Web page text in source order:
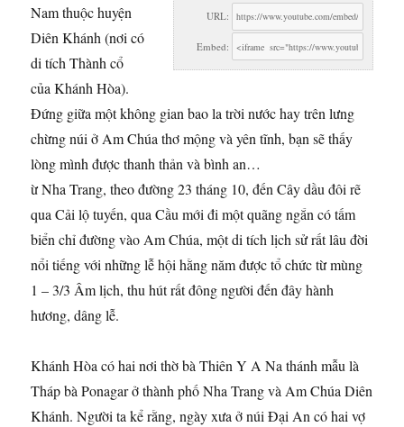
URL:
Embed:
Nam thuộc huyện
Diên Khánh (nơi có
di tíchThành cổ
của Khánh Hòa).
Đứng giữa một không gian bao la trời nước hay trên lưng
chừng núi ở Am Chúa thơ mộng và yên tĩnh, bạn sẽ thấy
lòng mình được thanh thản và bình an…
ừ Nha Trang, theo đường 23 tháng 10, đến Cây dầu đôi rẽ
qua Cải lộ tuyến, qua Cầu mới đi một quãng ngắn có tấm
biển chỉ đường vào Am Chúa, một di tích lịch sử rất lâu đời
nổi tiếng với những lễ hội hằng năm được tổ chức từ mùng
1 – 3/3 Âm lịch, thu hút rất đông người đến đây hành
hương, dâng lễ.
Khánh Hòa có hai nơi thờ bà Thiên Y A Na thánh mẫu là
Tháp bà Ponagar ở thành phố Nha Trang và Am Chúa Diên
Khánh. Người ta kể rằng, ngày xưa ở núi Đại An có hai vợ